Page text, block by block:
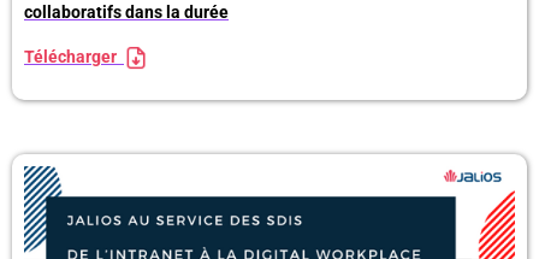
collaboratifs dans la durée
Télécharger